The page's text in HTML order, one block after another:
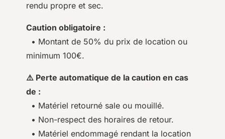
rendu propre et sec.
Caution obligatoire :
• Montant de 50% du prix de location ou
minimum 100€.
⚠️ Perte automatique de la caution en cas
de :
• Matériel retourné sale ou mouillé.
• Non-respect des horaires de retour.
• Matériel endommagé rendant la location